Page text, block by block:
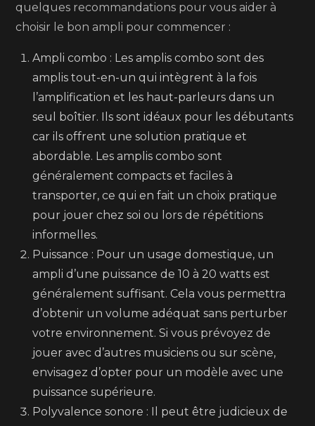
quelques recommandations pour vous aider à
choisir le bon ampli pour commencer :
Ampli combo : Les amplis combo sont des
amplis tout-en-un qui intègrent à la fois
l’amplification et les haut-parleurs dans un
seul boîtier. Ils sont idéaux pour les débutants
car ils offrent une solution pratique et
abordable. Les amplis combo sont
généralement compacts et faciles à
transporter, ce qui en fait un choix pratique
pour jouer chez soi ou lors de répétitions
informelles.
Puissance : Pour un usage domestique, un
ampli d’une puissance de 10 à 20 watts est
généralement suffisant. Cela vous permettra
d’obtenir un volume adéquat sans perturber
votre environnement. Si vous prévoyez de
jouer avec d’autres musiciens ou sur scène,
envisagez d’opter pour un modèle avec une
puissance supérieure.
Polyvalence sonore : Il peut être judicieux de